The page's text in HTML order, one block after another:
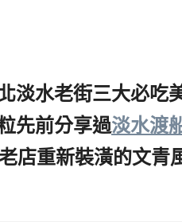
淡水老街三大必吃
先前分享過淡水渡
店重新裝潢的文青